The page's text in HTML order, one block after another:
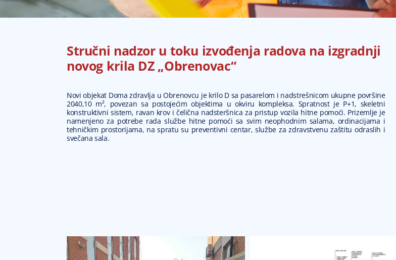
Stručni nadzor u toku izvođenja radova na izgradnji
novog krila DZ „Obrenovac“
Novi objekat Doma zdravlja u Obrenovcu je krilo D sa pasarelom i nadstrešnicom ukupne površine
2040,10 m², povezan sa postojećim objektima u okviru kompleksa. Spratnost je P+1, skeletni
konstruktivni sistem, ravan krov i čelična nadsteršnica za pristup vozila hitne pomoći. Prizemlje je
namenjeno za potrebe rada službe hitne pomoći sa svim neophodnim salama, ordinacijama i
tehničkim prostorijama, na spratu su preventivni centar, službe za zdravstvenu zaštitu odraslih i
svečana sala.